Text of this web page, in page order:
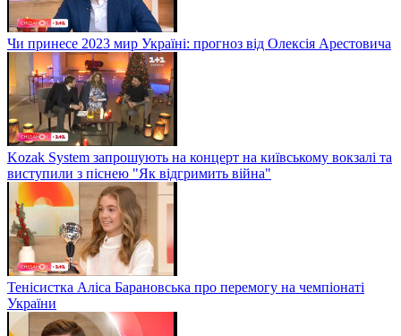
Чи принесе 2023 мир Україні: прогноз від Олексія Арестовича
Kozak System запрошують на концерт на київському вокзалі та
виступили з піснею "Як відгримить війна"
Тенісистка Аліса Барановська про перемогу на чемпіонаті
України